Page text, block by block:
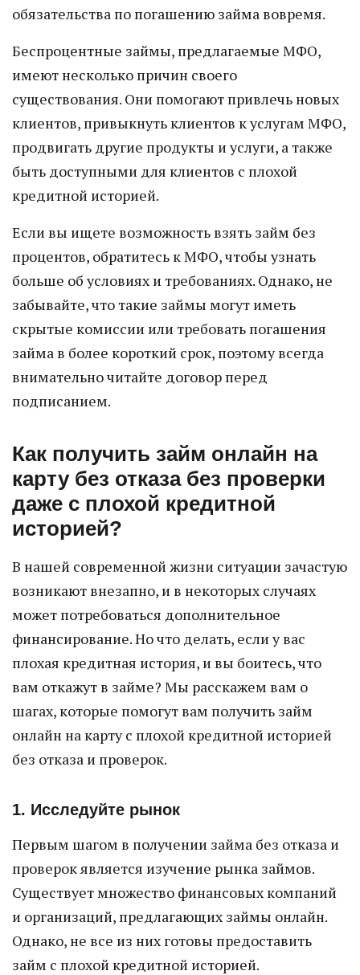
обязательства по погашению займа вовремя.
Беспроцентные займы, предлагаемые МФО,
имеют несколько причин своего
существования. Они помогают привлечь новых
клиентов, привыкнуть клиентов к услугам МФО,
продвигать другие продукты и услуги, а также
быть доступными для клиентов с плохой
кредитной историей.
Если вы ищете возможность взять займ без
процентов, обратитесь к МФО, чтобы узнать
больше об условиях и требованиях. Однако, не
забывайте, что такие займы могут иметь
скрытые комиссии или требовать погашения
займа в более короткий срок, поэтому всегда
внимательно читайте договор перед
подписанием.
Как получить займ онлайн на
карту без отказа без проверки
даже с плохой кредитной
историей?
В нашей современной жизни ситуации зачастую
возникают внезапно, и в некоторых случаях
может потребоваться дополнительное
финансирование. Но что делать, если у вас
плохая кредитная история, и вы боитесь, что
вам откажут в займе? Мы расскажем вам о
шагах, которые помогут вам получить займ
онлайн на карту с плохой кредитной историей
без отказа и проверок.
1. Исследуйте рынок
Первым шагом в получении займа без отказа и
проверок является изучение рынка займов.
Существует множество финансовых компаний
и организаций, предлагающих займы онлайн.
Однако, не все из них готовы предоставить
займ с плохой кредитной историей.